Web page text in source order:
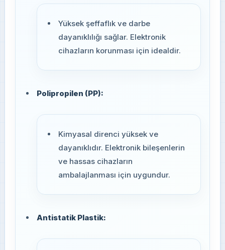
Yüksek şeffaflık ve darbe
dayanıklılığı sağlar. Elektronik
cihazların korunması için idealdir.
Polipropilen (PP):
Kimyasal direnci yüksek ve
dayanıklıdır. Elektronik bileşenlerin
ve hassas cihazların
ambalajlanması için uygundur.
Antistatik Plastik: